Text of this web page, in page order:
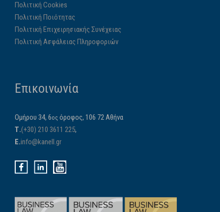
Πολιτική Cookies
Πολιτική Ποιότητας
Πολιτική Επιχειρησιακής Συνέχειας
Πολιτική Ασφάλειας Πληροφοριών
Επικοινωνία
Ομήρου 34, 6ος όροφος, 106 72 Αθήνα
Τ.(+30) 210 3611 225,
E.info@kanell.gr